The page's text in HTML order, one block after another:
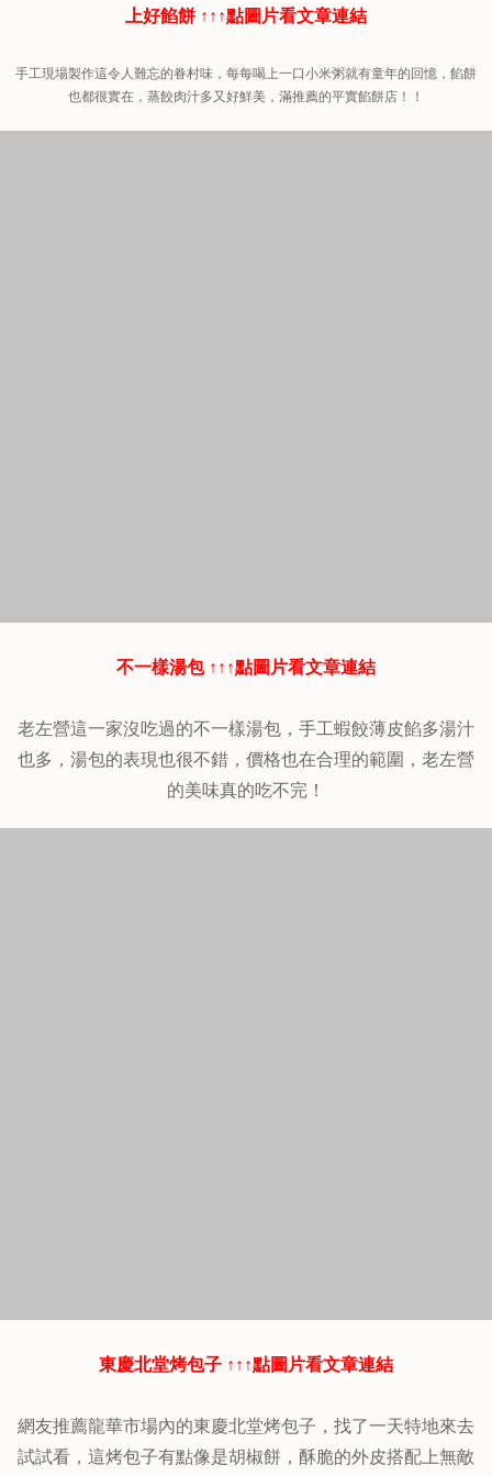
上好餡餅 ↑↑↑點圖片看文章連結
手工現場製作這令人難忘的眷村味，每每喝上一口小米粥就有童年的回憶，餡餅
也都很實在，蒸餃肉汁多又好鮮美，滿推薦的平實餡餅店！！
不一樣湯包 ↑↑↑點圖片看文章連結
老左營這一家沒吃過的不一樣湯包，手工蝦餃薄皮餡多湯汁
也多，湯包的表現也很不錯，價格也在合理的範圍，老左營
的美味真的吃不完！
東慶北堂烤包子 ↑↑↑點圖片看文章連結
網友推薦龍華市場內的東慶北堂烤包子，找了一天特地來去
試試看，這烤包子有點像是胡椒餅，酥脆的外皮搭配上無敵